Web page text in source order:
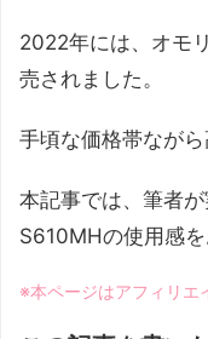
2022年には、オモ
売されました。
手頃な価格帯ながら
本記事では、筆者
S610MHの使用感を
※本ページはアフィリエ